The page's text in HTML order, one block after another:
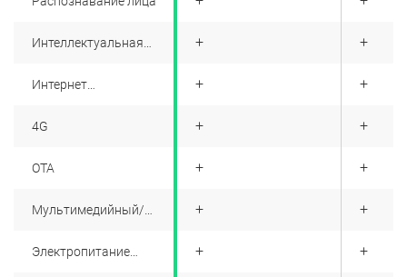
Интеллектуальная
Интернет
4G
OTA
Мультимедийный/
2 сзади)
Электропитание
+
-
+
+
+
+
+
+
+
+
+
+
+
+
+
+
+
+